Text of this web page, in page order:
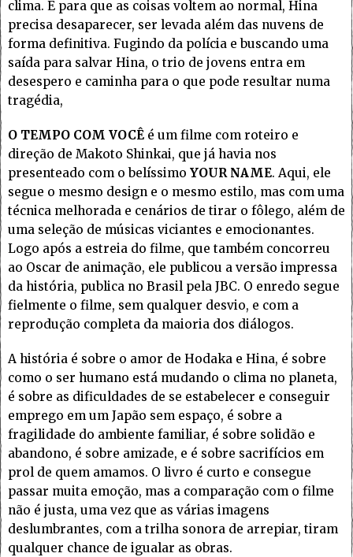
clima. E para que as coisas voltem ao normal, Hina
precisa desaparecer, ser levada além das nuvens de
forma definitiva. Fugindo da polícia e buscando uma
saída para salvar Hina, o trio de jovens entra em
desespero e caminha para o que pode resultar numa
tragédia,
O TEMPO COM VOCÊ é um filme com roteiro e
direção de Makoto Shinkai, que já havia nos
presenteado com o belíssimo YOUR NAME. Aqui, ele
segue o mesmo design e o mesmo estilo, mas com uma
técnica melhorada e cenários de tirar o fôlego, além de
uma seleção de músicas viciantes e emocionantes.
Logo após a estreia do filme, que também concorreu
ao Oscar de animação, ele publicou a versão impressa
da história, publica no Brasil pela JBC. O enredo segue
fielmente o filme, sem qualquer desvio, e com a
reprodução completa da maioria dos diálogos.
A história é sobre o amor de Hodaka e Hina, é sobre
como o ser humano está mudando o clima no planeta,
é sobre as dificuldades de se estabelecer e conseguir
emprego em um Japão sem espaço, é sobre a
fragilidade do ambiente familiar, é sobre solidão e
abandono, é sobre amizade, e é sobre sacrifícios em
prol de quem amamos. O livro é curto e consegue
passar muita emoção, mas a comparação com o filme
não é justa, uma vez que as várias imagens
deslumbrantes, com a trilha sonora de arrepiar, tiram
qualquer chance de igualar as obras.